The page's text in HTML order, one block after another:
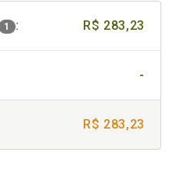
1 : R$ 283,23
-
R$ 283,23